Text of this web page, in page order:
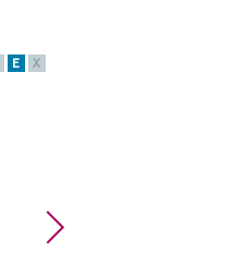
E X